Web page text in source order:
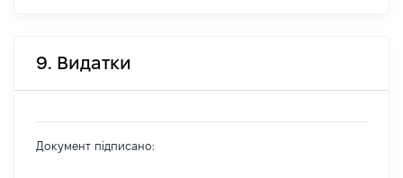
9. Видатки
Документ підписано: